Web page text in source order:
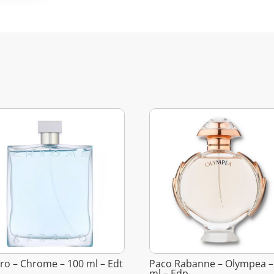
– Chrome – 100 ml – Edt Paco Rabanne – Olympea